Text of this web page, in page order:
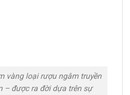
vàng loại rượu ngâm truyền
– được ra đời dựa trên sự